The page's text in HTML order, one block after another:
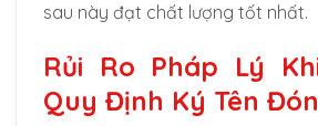
sau này đạt chất lượng tốt nhất.
Rủi Ro Pháp Lý
Quy Định Ký Tên